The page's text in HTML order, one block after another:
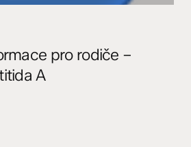
pro rodiče –
A